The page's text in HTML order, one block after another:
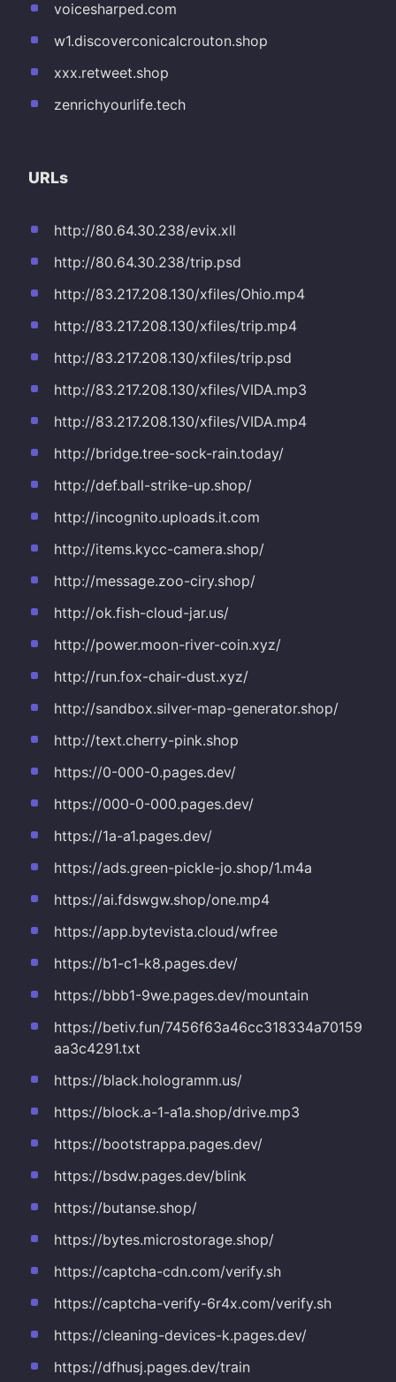
voicesharped.com
w1.discoverconicalcrouton.shop
xxx.retweet.shop
zenrichyourlife.tech
URLs
http://80.64.30.238/evix.xll
http://80.64.30.238/trip.psd
http://83.217.208.130/xfiles/Ohio.mp4
http://83.217.208.130/xfiles/trip.mp4
http://83.217.208.130/xfiles/trip.psd
http://83.217.208.130/xfiles/VIDA.mp3
http://83.217.208.130/xfiles/VIDA.mp4
http://bridge.tree-sock-rain.today/
http://def.ball-strike-up.shop/
http://incognito.uploads.it.com
http://items.kycc-camera.shop/
http://message.zoo-ciry.shop/
http://ok.fish-cloud-jar.us/
http://power.moon-river-coin.xyz/
http://run.fox-chair-dust.xyz/
http://sandbox.silver-map-generator.shop/
http://text.cherry-pink.shop
https://0-000-0.pages.dev/
https://000-0-000.pages.dev/
https://1a-a1.pages.dev/
https://ads.green-pickle-jo.shop/1.m4a
https://ai.fdswgw.shop/one.mp4
https://app.bytevista.cloud/wfree
https://b1-c1-k8.pages.dev/
https://bbb1-9we.pages.dev/mountain
https://betiv.fun/7456f63a46cc318334a70159
aa3c4291.txt
https://black.hologramm.us/
https://block.a-1-a1a.shop/drive.mp3
https://bootstrappa.pages.dev/
https://bsdw.pages.dev/blink
https://butanse.shop/
https://bytes.microstorage.shop/
https://captcha-cdn.com/verify.sh
https://captcha-verify-6r4x.com/verify.sh
https://cleaning-devices-k.pages.dev/
https://dfhusj.pages.dev/train